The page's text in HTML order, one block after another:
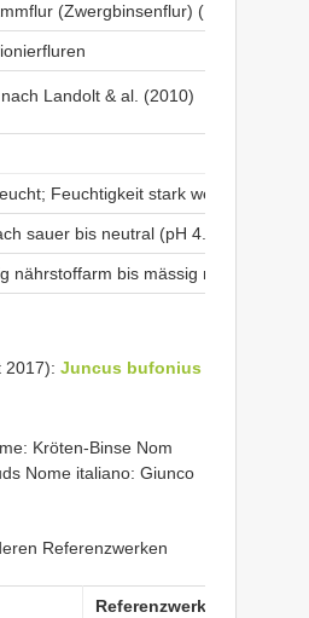
(Zwergbinsenflur) (
Landolt & al. (2010)
Feuchtigkeit stark wechselnd
sauer bis neutral (pH 4.5-7.5)
nährstoffarm bis mässig nährstoffreich
2017): Juncus bufonius
Kröten-Binse Nom
Nome italiano: Giunco
Referenzwerken
Referenzwerke